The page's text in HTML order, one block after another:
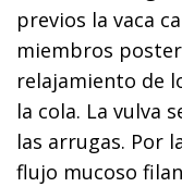
previos la vaca
miembros
relajamiento de
la cola. La vulva
las arrugas. Por
flujo mucoso